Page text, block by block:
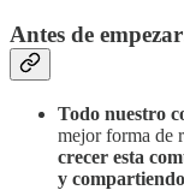
Antes de
Todo nuestro
mejor forma de
crecer esta
y